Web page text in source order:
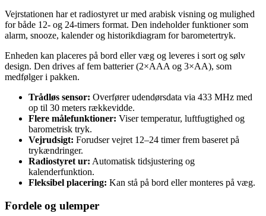
Vejrstationen har et radiostyret ur med arabisk visning og mulighed
for både 12- og 24-timers format. Den indeholder funktioner som
alarm, snooze, kalender og historikdiagram for barometertryk.
Enheden kan placeres på bord eller væg og leveres i sort og sølv
design. Den drives af fem batterier (2×AAA og 3×AA), som
medfølger i pakken.
Trådløs sensor: Overfører udendørsdata via 433 MHz med
op til 30 meters rækkevidde.
Flere målefunktioner: Viser temperatur, luftfugtighed og
barometrisk tryk.
Vejrudsigt: Forudser vejret 12–24 timer frem baseret på
trykændringer.
Radiostyret ur: Automatisk tidsjustering og
kalenderfunktion.
Fleksibel placering: Kan stå på bord eller monteres på væg.
Fordele og ulemper